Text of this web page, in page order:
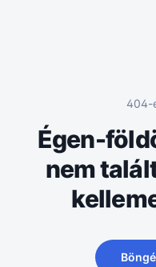
404-
Égen-
nem